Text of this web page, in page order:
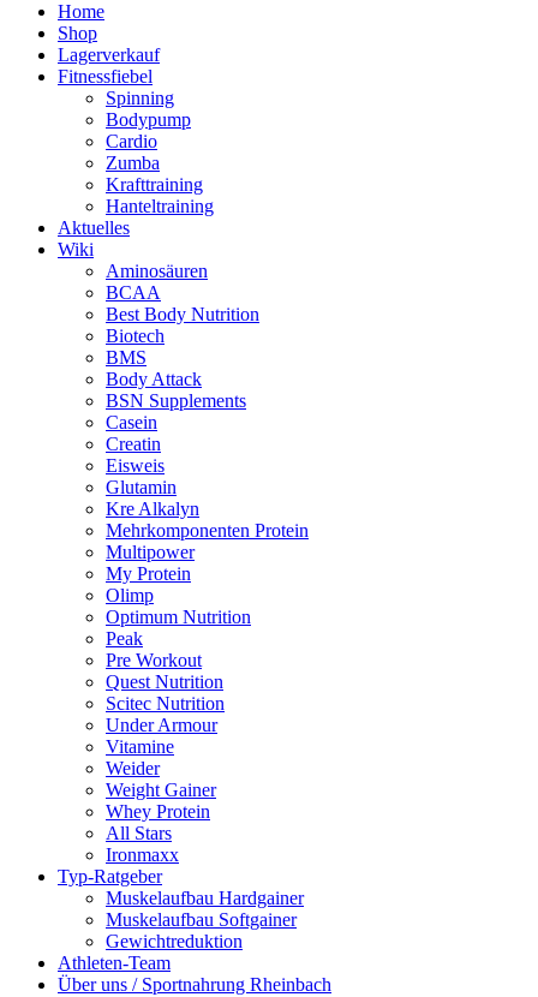
Home
Shop
Lagerverkauf
Fitnessfiebel
Spinning
Bodypump
Cardio
Zumba
Krafttraining
Hanteltraining
Aktuelles
Wiki
Aminosäuren
BCAA
Best Body Nutrition
Biotech
BMS
Body Attack
BSN Supplements
Casein
Creatin
Eisweis
Glutamin
Kre Alkalyn
Mehrkomponenten Protein
Multipower
My Protein
Olimp
Optimum Nutrition
Peak
Pre Workout
Quest Nutrition
Scitec Nutrition
Under Armour
Vitamine
Weider
Weight Gainer
Whey Protein
All Stars
Ironmaxx
Typ-Ratgeber
Muskelaufbau Hardgainer
Muskelaufbau Softgainer
Gewichtreduktion
Athleten-Team
Über uns / Sportnahrung Rheinbach